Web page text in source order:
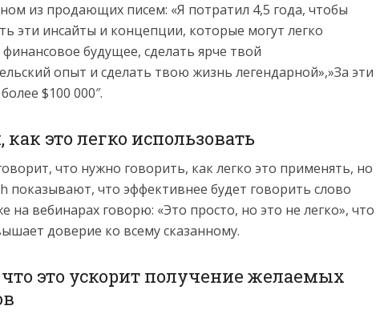
из продающих писем: «Я потратил 4,5 года, чтобы
эти инсайты и концепции, которые могут легко
будущее, сделать ярче твой
опыт и сделать твою жизнь легендарной»,»За эти
$100 000″.
это легко использовать
что нужно говорить, как легко это применять, но
показывают, что эффективнее будет говорить слово
на вебинарах говорю: «Это просто, но это не легко», что
доверие ко всему сказанному.
это ускорит получение желаемых